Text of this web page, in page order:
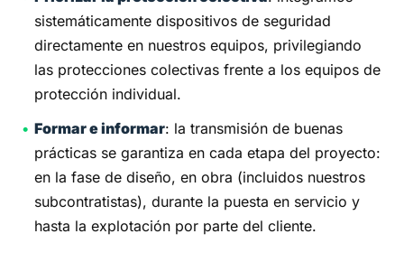
sistemáticamente dispositivos de seguridad
directamente en nuestros equipos, privilegiando
las protecciones colectivas frente a los equipos de
protección individual.
Formar e informar: la transmisión de buenas
prácticas se garantiza en cada etapa del proyecto:
en la fase de diseño, en obra (incluidos nuestros
subcontratistas), durante la puesta en servicio y
hasta la explotación por parte del cliente.